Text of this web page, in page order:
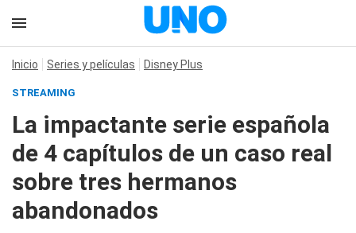
Inicio Series y películas Disney Plus
STREAMING
La impactante serie española
de 4 capítulos de un caso real
sobre tres hermanos
abandonados